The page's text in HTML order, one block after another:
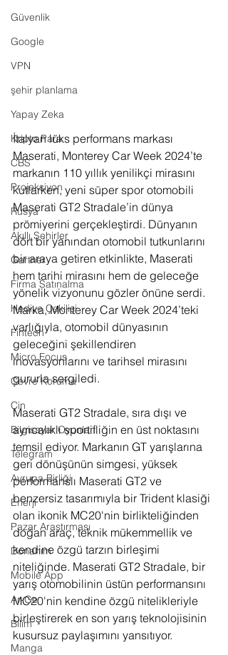
Güvenlik
Google
VPN
şehir planlama
Yapay Zeka
Kripto Para
CBS
Projeksiyon
Rusya
Akıllı Şehirler
Gartner
Firma Satınalma
Hediye Çekilişi
Fintech
Micro Focus
Çevre Koruma
Çin
Bilgisayar Oyunları
Telegram
Avrupa Birliği
Enerji
Pazar Araştırması
Donanım
Mobile App
Ar-Ge
Bilim
Manga
İtalyan lüks performans markası
Maserati, Monterey Car Week 2024’te
markanın 110 yıllık yenilikçi mirasını
kutlarken, yeni süper spor otomobili
Maserati GT2 Stradale’in dünya
prömiyerini gerçekleştirdi. Dünyanın
dört bir yanından otomobil tutkunlarını
bir araya getiren etkinlikte, Maserati
hem tarihi mirasını hem de geleceğe
yönelik vizyonunu gözler önüne serdi.
Marka, Monterey Car Week 2024’teki
varlığıyla, otomobil dünyasının
geleceğini şekillendiren
inovasyonlarını ve tarihsel mirasını
gururla sergiledi.
Maserati GT2 Stradale, sıra dışı ve
ayrıcalıklı sportifliğin en üst noktasını
temsil ediyor. Markanın GT yarışlarına
geri dönüşünün simgesi, yüksek
performanslı Maserati GT2 ve
benzersiz tasarımıyla bir Trident klasiği
olan ikonik MC20'nin birlikteliğinden
doğan araç, teknik mükemmellik ve
kendine özgü tarzın birleşimi
niteliğinde. Maserati GT2 Stradale, bir
yarış otomobilinin üstün performansını
MC20'nin kendine özgü nitelikleriyle
birleştirerek en son yarış teknolojisinin
kusursuz paylaşımını yansıtıyor.